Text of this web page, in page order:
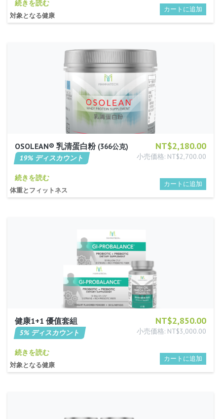
続きを読む
対象となる健康
NT$2,180.00
OSOLEAN® 乳清蛋白粉 366公克
小売価格: NT$2,700.00
19% ディスカウント
続きを読む
体重とフィットネス
NT$2,850.00
健康1+1 優值套組
小売価格: NT$3,000.00
5% ディスカウント
続きを読む
対象となる健康